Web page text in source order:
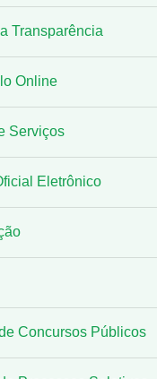
Transparência
Online
Serviços
Eletrônico
Concursos Públicos